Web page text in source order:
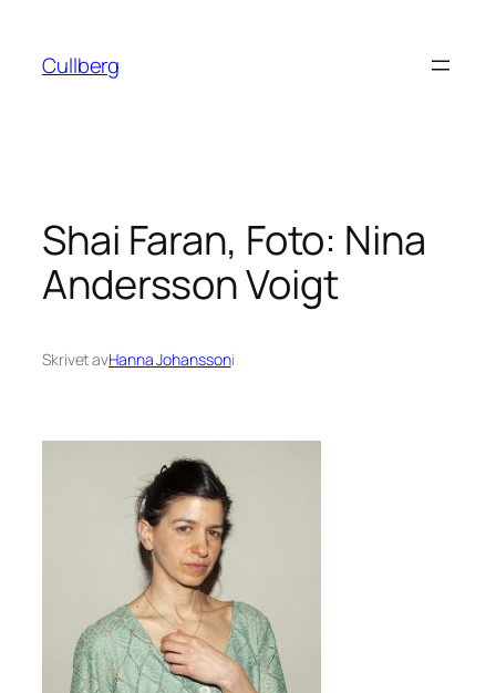
innehåll
Cullberg
Shai Faran, Foto: Nina
Andersson Voigt
Skrivet avHanna Johanssoni